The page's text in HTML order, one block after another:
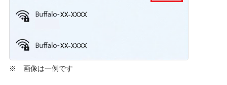
※ 画像は一例です